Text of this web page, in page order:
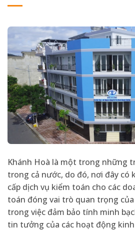
Khánh Hoà là một trong những
trong cả nước, do đó, nơi đây có
cấp dịch vụ kiểm toán cho các
toán đóng vai trò quan trọng
trong việc đảm bảo tính minh
tin tưởng của các hoạt động